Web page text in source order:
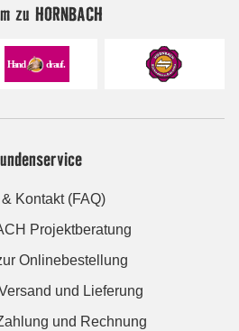
zu HORNBACH
Kontakt (FAQ)
Projektberatung
Onlinebestellung
und Lieferung
und Rechnung